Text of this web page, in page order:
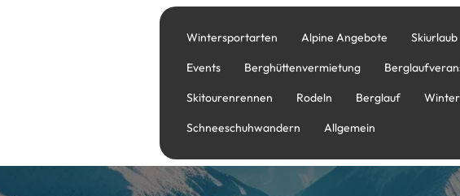
Wintersportarten Alpine Angebote Skiurlaub
Events Berghüttenvermietung
Skitourenrennen Rodeln Berglauf
Schneeschuhwandern Allgemein